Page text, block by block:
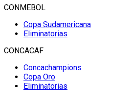
CONMEBOL
Copa Sudamericana
Eliminatorias
CONCACAF
Concachampions
Copa Oro
Eliminatorias